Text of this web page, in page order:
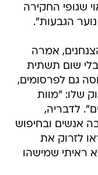
שגופי החקירה
הגבעות".
אמרה
שום תשתית
גם לפרסומים,
שלו: "מוות
לדבריה,
אנשים ובחיפוש
לזרוק את
ראיתי שמישהו